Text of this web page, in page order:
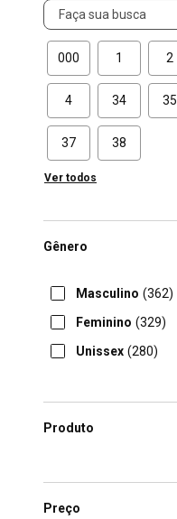
Tamanho
000 1 2
4 34 35
37 38
Ver todos
Gênero
Masculino (362)
Feminino (329)
Unissex (280)
Produto
Preço